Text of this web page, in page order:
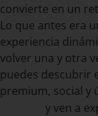
convierte en un
Lo que antes era
experiencia
volver una y otra
puedes descubrir
premium, social y
y ven a